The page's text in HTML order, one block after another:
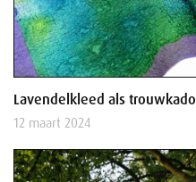
Lavendelkleed als trouwkado
12 maart 2024